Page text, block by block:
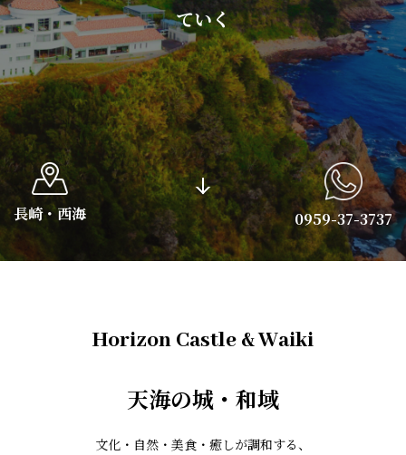
ていく
長崎・西海 0959-37-3737
Horizon Castle & Waiki
天海の城・和域
文化・自然・美食・癒しが調和する、